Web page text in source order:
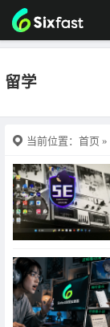
留学
当前位置： 首页 »